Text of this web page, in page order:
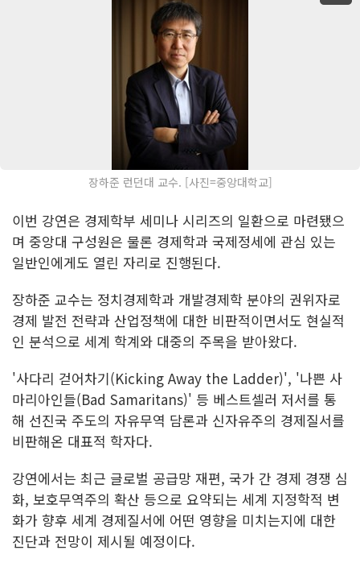
장하준 런던대 교수. [사진=중앙대학교]
이번 강연은 경제학부 세미나 시리즈의 일환으로 마련됐으
며 중앙대 구성원은 물론 경제학과 국제정세에 관심 있는
일반인에게도 열린 자리로 진행된다.
장하준 교수는 정치경제학과 개발경제학 분야의 권위자로
경제 발전 전략과 산업정책에 대한 비판적이면서도 현실적
인 분석으로 세계 학계와 대중의 주목을 받아왔다.
'사다리 걷어차기(Kicking Away the Ladder)', '나쁜 사
마리아인들(Bad Samaritans)' 등 베스트셀러 저서를 통
해 선진국 주도의 자유무역 담론과 신자유주의 경제질서를
비판해온 대표적 학자다.
강연에서는 최근 글로벌 공급망 재편, 국가 간 경제 경쟁 심
화, 보호무역주의 확산 등으로 요약되는 세계 지정학적 변
화가 향후 세계 경제질서에 어떤 영향을 미치는지에 대한
진단과 전망이 제시될 예정이다.